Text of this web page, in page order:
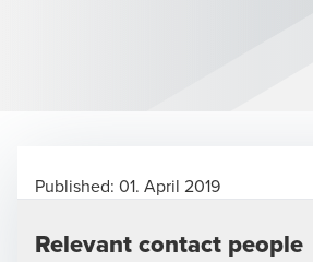
Published: 01. April 2019
Relevant contact people